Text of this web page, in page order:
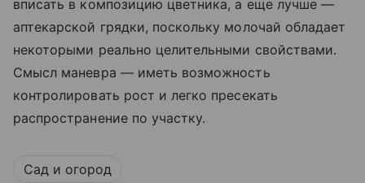
вписать в композицию цветника, а еще лучше —
аптекарской грядки, поскольку молочай обладает
некоторыми реально целительными свойствами.
Смысл маневра — иметь возможность
контролировать рост и легко пресекать
распространение по участку.
Сад и огород